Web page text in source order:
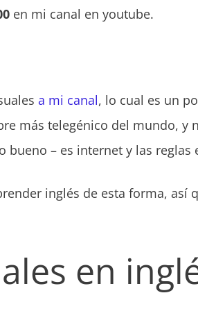
en mi canal en youtube.
a mi canal, lo cual es un
más telegénico del mundo, y
– es internet y las reglas
inglés de esta forma, así
en